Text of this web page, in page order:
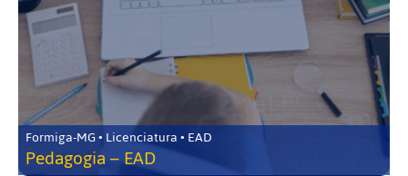
Formiga-MG • Licenciatura • EAD
Pedagogia – EAD